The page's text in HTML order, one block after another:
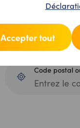
Accepter tout
Code postal